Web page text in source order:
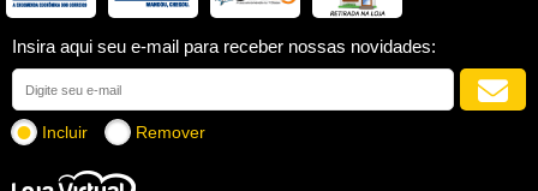
Insira aqui seu e-mail para receber nossas novidades:
Incluir Remover